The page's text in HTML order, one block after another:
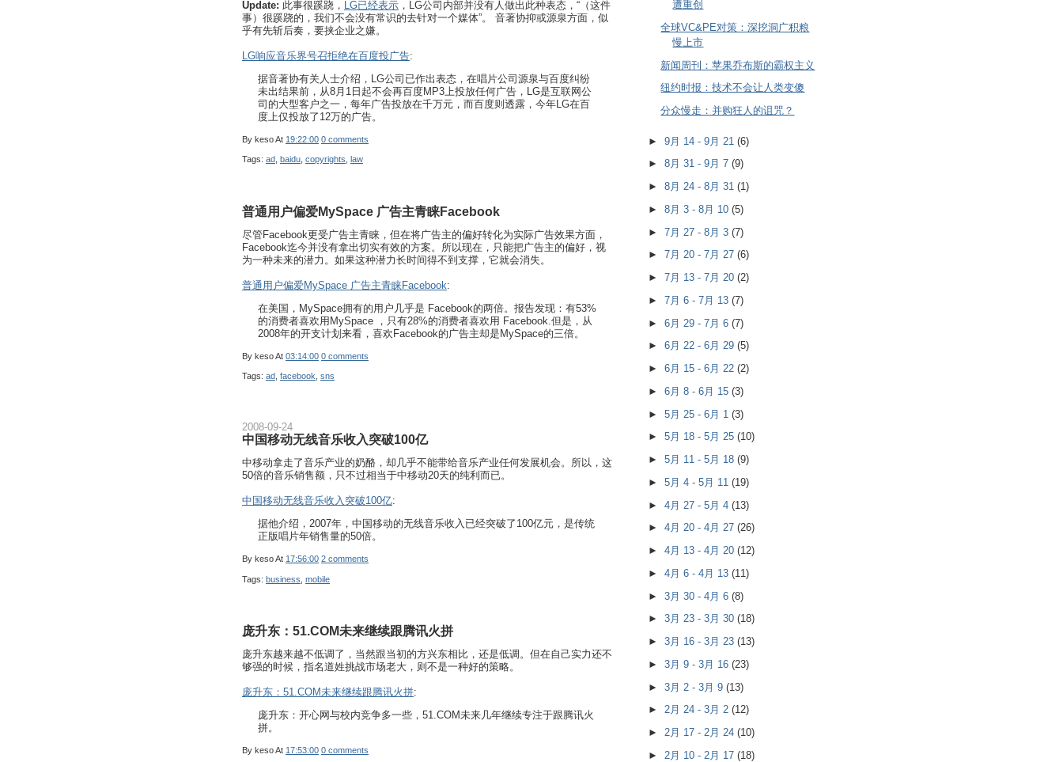
Update: 此事很蹊跷， LG已经表示 ，LG公司内部并没有人做出此种表态，“（这件
事）很蹊跷的，我们不会没有常识的去针对一个媒体”。 音著协抑或源泉方面，似
乎有先斩后奏，要挟企业之嫌。
LG响应音乐界号召拒绝在百度投广告:
据音著协有关人士介绍，LG公司已作出表态，在唱片公司源泉与百度纠纷
未出结果前，从8月1日起不会再百度MP3上投放任何广告，LG是互联网公
司的大型客户之一，每年广告投放在千万元，而百度则透露，今年LG在百
度上仅投放了12万的广告。
By kesoAt 19:22:00 0 comments
Tags: ad, baidu, copyrights, law
普通用户偏爱MySpace 广告主青睐Facebook
尽管Facebook更受广告主青睐，但在将广告主的偏好转化为实际广告效果方面，
Facebook迄今并没有拿出切实有效的方案。所以现在，只能把广告主的偏好，视
为一种未来的潜力。如果这种潜力长时间得不到支撑，它就会消失。
普通用户偏爱MySpace 广告主青睐Facebook:
在美国，MySpace拥有的用户几乎是 Facebook的两倍。报告发现：有53%
的消费者喜欢用MySpace ，只有28%的消费者喜欢用 Facebook.但是，从
2008年的开支计划来看，喜欢Facebook的广告主却是MySpace的三倍。
By kesoAt 03:14:00 0 comments
Tags: ad facebook sns
2008-09-24
中国移动无线音乐收入突破100亿
中移动拿走了音乐产业的奶酪，却几乎不能带给音乐产业任何发展机会。所以，这
50倍的音乐销售额，只不过相当于中移动20天的纯利而已。
中国移动无线音乐收入突破100亿:
据他介绍，2007年，中国移动的无线音乐收入已经突破了100亿元，是传统
正版唱片年销售量的50倍。
By kesoAt 17:56:00 2 comments
Tags: business mobile
庞升东：51.COM未来继续跟腾讯火拼
庞升东越来越不低调了，当然跟当初的方兴东相比，还是低调。但在自己实力还不
够强的时候，指名道姓挑战市场老大，则不是一种好的策略。
庞升东：51.COM未来继续跟腾讯火拼:
庞升东：开心网与校内竞争多一些，51.COM未来几年继续专注于跟腾讯火
拼。
By kesoAt 17:53:00 0 comments
遭重创
全球VC&PE对策：深挖洞广积粮
慢上市
新闻周刊：苹果乔布斯的霸权主义
纽约时报：技术不会让人类变傻
分众慢走：并购狂人的诅咒？
► 9月 14 - 9月 21 (6)
► 8月 31 - 9月 7 (9)
► 8月 24 - 8月 31 (1)
► 8月 3 - 8月 10 (5)
► 7月 27 - 8月 3 (7)
► 7月 20 - 7月 27 (6)
► 7月 13 - 7月 20 (2)
► 7月 6 - 7月 13 (7)
► 6月 29 - 7月 6 (7)
► 6月 22 - 6月 29 (5)
► 6月 15 - 6月 22 (2)
► 6月 8 - 6月 15 (3)
► 5月 25 - 6月 1 (3)
► 5月 18 - 5月 25 (10)
► 5月 11 - 5月 18 (9)
► 5月 4 - 5月 11 (19)
► 4月 27 - 5月 4 (13)
► 4月 20 - 4月 27 (26)
► 4月 13 - 4月 20 (12)
► 4月 6 - 4月 13 (11)
► 3月 30 - 4月 6 (8)
► 3月 23 - 3月 30 (18)
► 3月 16 - 3月 23 (13)
► 3月 9 - 3月 16 (23)
► 3月 2 - 3月 9 (13)
► 2月 24 - 3月 2 (12)
► 2月 17 - 2月 24 (10)
► 2月 10 - 2月 17 (18)